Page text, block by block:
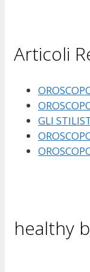
Articoli
GLI
healthy